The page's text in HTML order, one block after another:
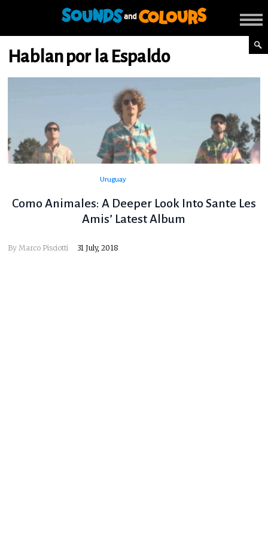
Hablan por la Espaldo
Uruguay
Como Animales: A Deeper Look Into Sante Les
Amis’ Latest Album
By Marco Pisciotti 31 July, 2018